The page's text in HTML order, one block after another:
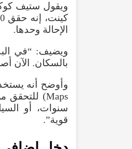
ويقول ستيف
كينت، إنه حقق
الإحالة وحدها.
ويضيف: “في
بالسكان. الآن
وأوضح
أنه
Maps
) للتحقق
سنوات، أو
قوية”.